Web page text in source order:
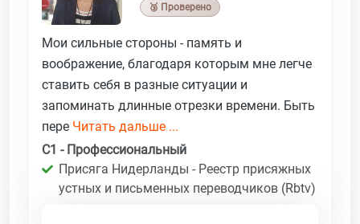
🥉 Проверено
Мои сильные стороны - память и
воображение, благодаря которым мне легче
ставить себя в разные ситуации и
запоминать длинные отрезки времени. Быть
пере Читать дальше ...
C1 - Профессиональный
Присяга Нидерланды - Реестр присяжных
устных и письменных переводчиков (Rbtv)